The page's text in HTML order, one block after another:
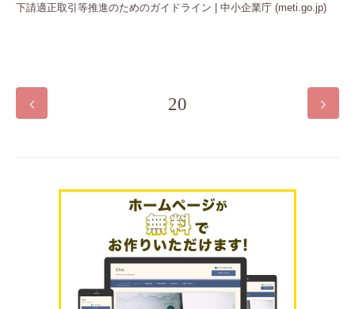
下請適正取引等推進のためのガイドライン | 中小企業庁 (meti.go.jp)
20